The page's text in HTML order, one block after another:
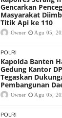
Gencarkan
Masyarakat
Titik Api ke 110
Owner Agu 05,
POLRI
Kapolda Banten
Gedung Kantor
Tegaskan
Pembangunan
Owner Agu 05,
POLRI